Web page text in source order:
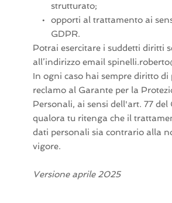
strutturato;
opporti al trattamento ai
GDPR.
Potrai esercitare i suddetti diritti
all’indirizzo email
In ogni caso hai sempre diritto di
reclamo al Garante per la
Personali, ai sensi dell'art. 77 del
qualora tu ritenga che il
dati personali sia contrario alla
vigore.
Versione aprile 2025